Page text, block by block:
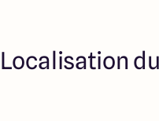
Localisation